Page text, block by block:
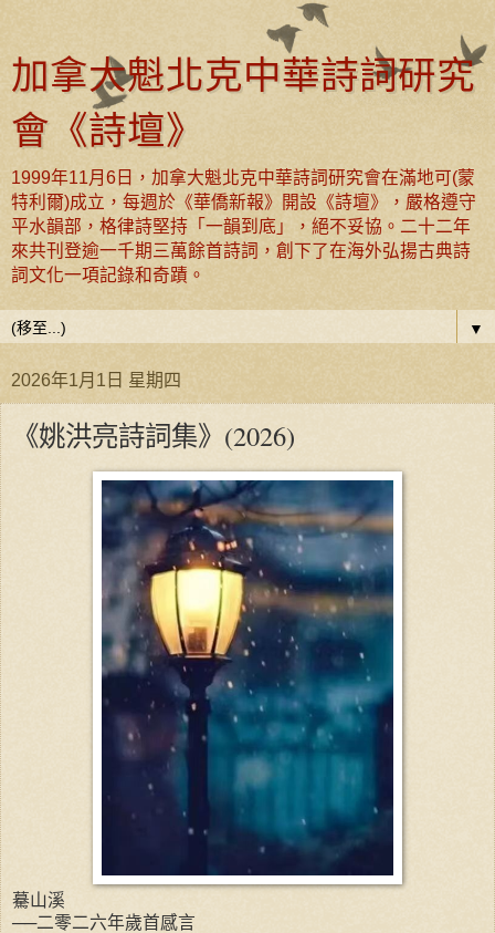
加拿大魁北克中華詩詞研究
會《詩壇》
1999年11月6日，加拿大魁北克中華詩詞研究會在滿地可(蒙
特利爾)成立，每週於《華僑新報》開設《詩壇》，嚴格遵守
平水韻部，格律詩堅持「一韻到底」，絕不妥協。二十二年
來共刊登逾一千期三萬餘首詩詞，創下了在海外弘揚古典詩
詞文化一項記錄和奇蹟。
▼
2026年1月1日 星期四
《姚洪亮詩詞集》(2026)
驀山溪
──二零二六年歲首感言